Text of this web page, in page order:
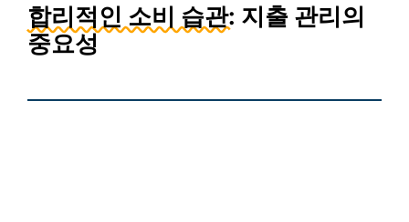
합리적인 소비 습관: 지출 관리의
중요성